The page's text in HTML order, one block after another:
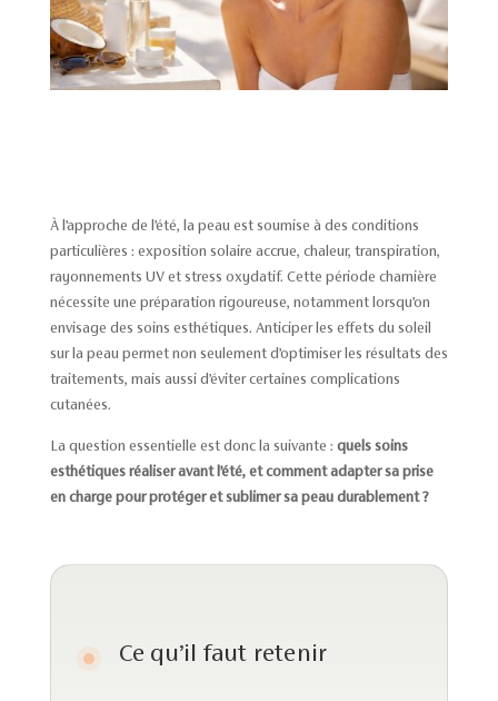
À l’approche de l’été, la peau est soumise à des conditions
particulières : exposition solaire accrue, chaleur, transpiration,
rayonnements UV et stress oxydatif. Cette période charnière
nécessite une préparation rigoureuse, notamment lorsqu’on
envisage des soins esthétiques. Anticiper les effets du soleil
sur la peau permet non seulement d’optimiser les résultats des
traitements, mais aussi d’éviter certaines complications
cutanées.
La question essentielle est donc la suivante : quels soins
esthétiques réaliser avant l’été, et comment adapter sa prise
en charge pour protéger et sublimer sa peau durablement ?
Ce qu’il faut retenir